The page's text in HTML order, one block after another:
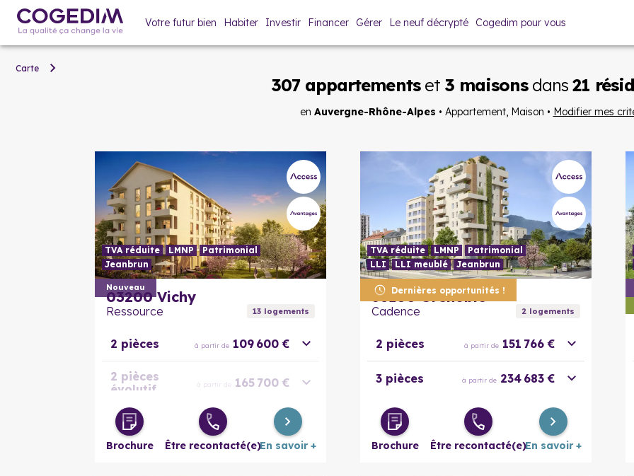
Votre futur bien Habiter Investir Financer Gérer Le neuf décrypté Cogedim pour vous
Carte
307 appartementset 3 maisonsdans21
en Auvergne-Rhône-Alpes • Appartement, Maison • Modifier mes
Nouveau
TVA réduite LMNP
Patrimonial
Jeanbrun
En savoir plus
03200 Vichy
Ressource 13logements
2 pièces à partir de 109 600 €
2 pièces
évolutif
à partir de 165 700 €
3 pièces à partir de 177 400 €
Brochure Être recontacté(e)En savoir +
Dernières opportunités !
TVA réduite LMNP
Patrimonial
LLI
LLI meublé Jeanbrun
38100 Grenoble
Cadence 2logements
2 pièces à partir de 151 766 €
3 pièces à partir de 234 683 €
Brochure Être recontacté(e)En savoir +